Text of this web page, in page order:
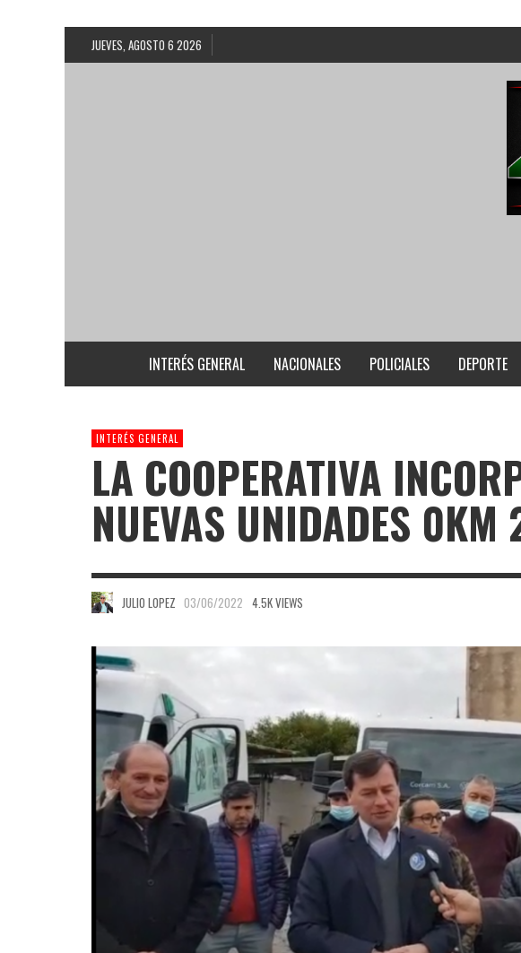
JUEVES, AGOSTO 6 2026
INTERÉS GENERAL NACIONALES POLICIALES DEPORTE
INTERÉS GENERAL
LA COOPERATIVA
NUEVAS UNIDADES 0KM
JULIO LOPEZ 03/06/2022 4.5K VIEWS